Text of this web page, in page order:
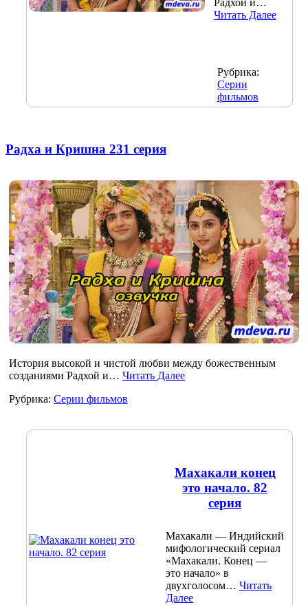
Радхой и…
Читать Далее
Рубрика:
Серии
фильмов
Радха и Кришна 231 серия
История высокой и чистой любви между божественным
созданиями Радхой и… Читать Далее
Рубрика: Серии фильмов
Махакали конец
это начало. 82
серия
Махакали — Индийский
мифологический сериал
«Махакали. Конец —
это начало» в
двухголосом… Читать
Далее